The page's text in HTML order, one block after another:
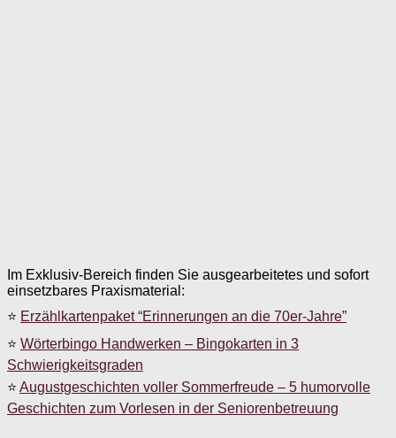
Im Exklusiv-Bereich finden Sie ausgearbeitetes und sofort
einsetzbares Praxismaterial:
⭐ Erzählkartenpaket “Erinnerungen an die 70er-Jahre”
⭐ Wörterbingo Handwerken – Bingokarten in 3
Schwierigkeitsgraden
⭐ Augustgeschichten voller Sommerfreude – 5 humorvolle
Geschichten zum Vorlesen in der Seniorenbetreuung